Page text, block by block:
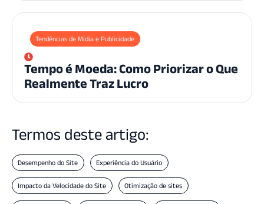
Tendências de Mídia e Publicidade
Tempo é Moeda: Como Priorizar o Que
Realmente Traz Lucro
Termos deste artigo:
Desempenho do Site Experiência do Usuário
Impacto da Velocidade do Site Otimização de sites